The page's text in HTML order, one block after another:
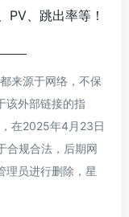
PV、跳出率等！
来源于网络，不保
该外部链接的指
在2025年4月23日
合规合法，后期网
理员进行删除，星